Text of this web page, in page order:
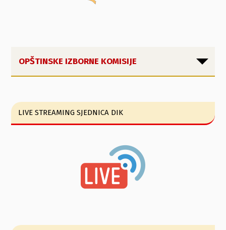
OPŠTINSKE IZBORNE KOMISIJE
LIVE STREAMING SJEDNICA DIK